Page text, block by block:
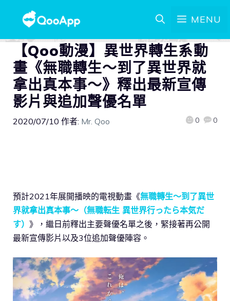
MENU
【Qoo動漫】異世界轉生系動
畫《無職轉生～到了異世界就
拿出真本事～》釋出最新宣傳
影片與追加聲優名單
2020/07/10 作者: Mr. Qoo 0 0
預計2021年展開播映的電視動畫《無職轉生～到了異世
界就拿出真本事～（無職転生 異世界行ったら本気だ
す） 》，繼日前釋出主要聲優名單之後，緊接著再公開
最新宣傳影片以及3位追加聲優陣容。